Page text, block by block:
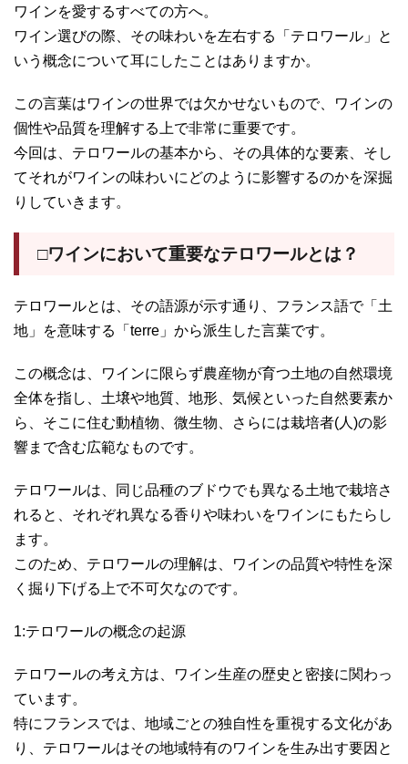
ワインを愛するすべての方へ。
ワイン選びの際、その味わいを左右する「テロワール」と
いう概念について耳にしたことはありますか。
この言葉はワインの世界では欠かせないもので、ワインの
個性や品質を理解する上で非常に重要です。
今回は、テロワールの基本から、その具体的な要素、そし
てそれがワインの味わいにどのように影響するのかを深掘
りしていきます。
□ワインにおいて重要なテロワールとは？
テロワールとは、その語源が示す通り、フランス語で「土
地」を意味する「terre」から派生した言葉です。
この概念は、ワインに限らず農産物が育つ土地の自然環境
全体を指し、土壌や地質、地形、気候といった自然要素か
ら、そこに住む動植物、微生物、さらには栽培者(人)の影
響まで含む広範なものです。
テロワールは、同じ品種のブドウでも異なる土地で栽培さ
れると、それぞれ異なる香りや味わいをワインにもたらし
ます。
このため、テロワールの理解は、ワインの品質や特性を深
く掘り下げる上で不可欠なのです。
1:テロワールの概念の起源
テロワールの考え方は、ワイン生産の歴史と密接に関わっ
ています。
特にフランスでは、地域ごとの独自性を重視する文化があ
り、テロワールはその地域特有のワインを生み出す要因と